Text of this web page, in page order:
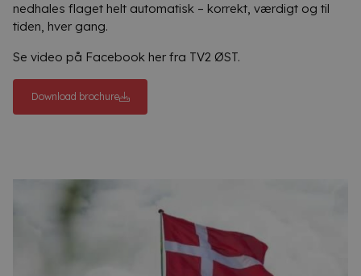
nedhales flaget helt automatisk – korrekt, værdigt og til
tiden, hver gang.
Se video på Facebook her fra TV2 ØST.
Download brochure